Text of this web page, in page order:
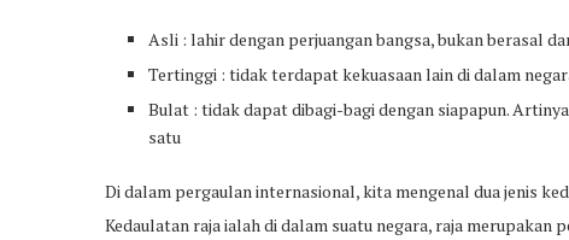
Asli : lahir dengan perjuangan bangsa, bukan berasal
Tertinggi : tidak terdapat kekuasaan lain di dalam
Bulat : tidak dapat dibagi-bagi dengan siapapun.
satu
Di dalam pergaulan internasional, kita mengenal dua jenis
Kedaulatan raja ialah di dalam suatu negara, raja